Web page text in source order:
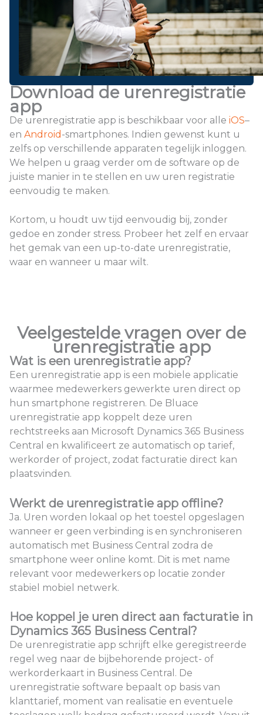
Download de urenregistratie
app
De urenregistratie app is beschikbaar voor alle iOS–
en Android -smartphones. Indien gewenst kunt u
zelfs op verschillende apparaten tegelijk inloggen.
We helpen u graag verder om de software op de
juiste manier in te stellen en uw uren registratie
eenvoudig te maken.
Kortom, u houdt uw tijd eenvoudig bij, zonder
gedoe en zonder stress. Probeer het zelf en ervaar
het gemak van een up-to-date urenregistratie,
waar en wanneer u maar wilt.
Veelgestelde vragen over de
urenregistratie app
Wat is een urenregistratie app?
Een urenregistratie app is een mobiele applicatie
waarmee medewerkers gewerkte uren direct op
hun smartphone registreren. De Bluace
urenregistratie app koppelt deze uren
rechtstreeks aan Microsoft Dynamics 365 Business
Central en kwalificeert ze automatisch op tarief,
werkorder of project, zodat facturatie direct kan
plaatsvinden.
Werkt de urenregistratie app offline?
Ja. Uren worden lokaal op het toestel opgeslagen
wanneer er geen verbinding is en synchroniseren
automatisch met Business Central zodra de
smartphone weer online komt. Dit is met name
relevant voor medewerkers op locatie zonder
stabiel mobiel netwerk.
Hoe koppel je uren direct aan facturatie in
Dynamics 365 Business Central?
De urenregistratie app schrijft elke geregistreerde
regel weg naar de bijbehorende project- of
werkorderkaart in Business Central. De
urenregistratie software bepaalt op basis van
klanttarief, moment van realisatie en eventuele